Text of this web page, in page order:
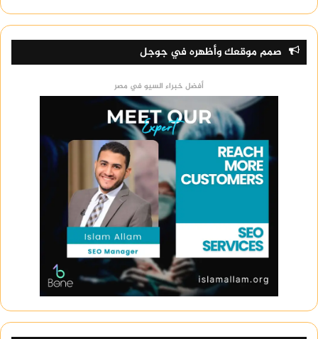
صمم موقعك وأظهره في جوجل
أفضل خبراء السيو في مصر